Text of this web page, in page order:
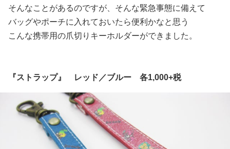
そんなことがあるのですが、そんな緊急事態に備えて
バッグやポーチに入れておいたら便利かなと思う
こんな携帯用の爪切りキーホルダーができました。
『ストラップ』 レッド／ブルー 各1,000+税